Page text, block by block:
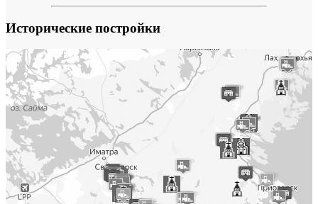
Исторические постройки